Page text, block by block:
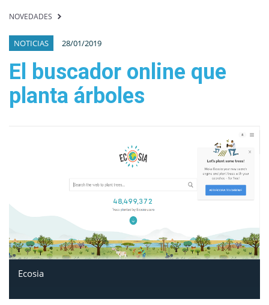
NOVEDADES
NOTICIAS 28/01/2019
El buscador online que
planta árboles
Ecosia